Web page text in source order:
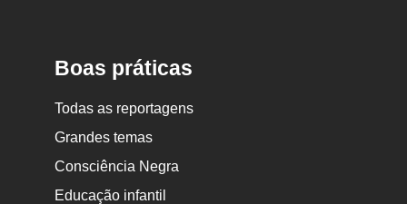
Boas práticas
Todas as reportagens
Grandes temas
Consciência Negra
Educação infantil